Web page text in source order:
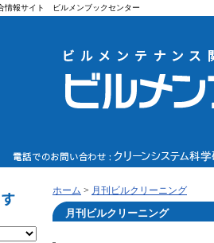
情報サイト ビルメンブックセンター
ホーム > 月刊ビルクリーニング
月刊ビルクリーニング